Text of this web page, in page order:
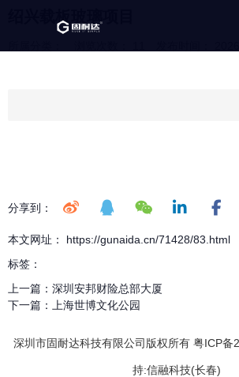
绍兴载板玻璃项目
分享到：
本文网址： https://gunaida.cn/71428/83.html
标签：
上一篇： 深圳安邦财险总部大厦
下一篇：
上海世博文化公园
深圳市固耐达科技有限公司版权所有 粤ICP备
持:信融科技(长春)